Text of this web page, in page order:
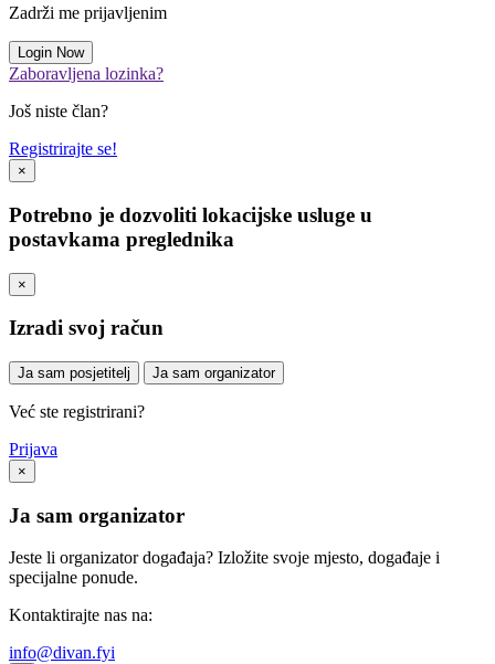
Zadrži me prijavljenim
Zaboravljena lozinka?
Još niste član?
Registrirajte se!
×
Potrebno je dozvoliti lokacijske usluge u
postavkama preglednika
×
Izradi svoj račun
Ja sam posjetitelj Ja sam organizator
Već ste registrirani?
Prijava
×
Ja sam organizator
Jeste li organizator događaja? Izložite svoje mjesto, događaje i
specijalne ponude.
Kontaktirajte nas na:
info@divan.fyi